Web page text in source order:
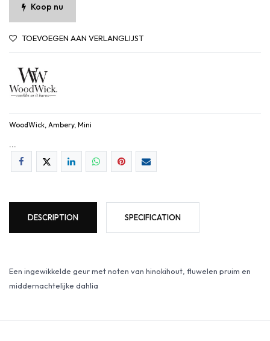
Koop nu
TOEVOEGEN AAN VERLANGLIJST
WoodWick, Ambery, Mini
...
DESCRIPTION SPECIFICATION
Een ingewikkelde geur met noten van hinokihout, fluwelen pruim en
middernachtelijke dahlia